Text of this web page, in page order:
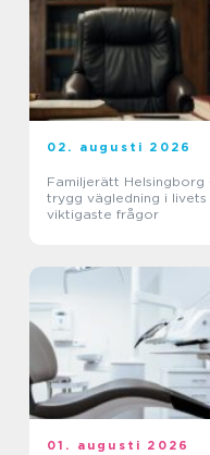
02. augusti 2026
Familjerätt Helsingborg
trygg vägledning i livets
viktigaste frågor
01. augusti 2026